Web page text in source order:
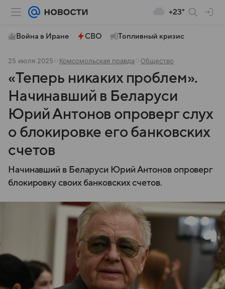
+23°
Война в Иране СВО Топливный кризис
25 июля 2025 Комсомольская правда Общество
«Теперь никаких проблем».
Начинавший в Беларуси
Юрий Антонов опроверг слух
о блокировке его банковских
счетов
Начинавший в Беларуси Юрий Антонов опроверг
блокировку своих банковских счетов.